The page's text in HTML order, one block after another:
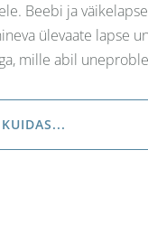
Beebi ja
ülevaate lapse
mille abil